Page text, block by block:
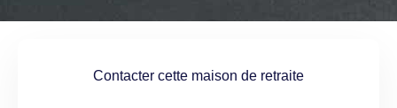
Contacter cette maison de retraite